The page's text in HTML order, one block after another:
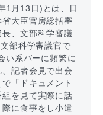
1月13日)とは、日
大臣官房総括審
、文部科学審議
部科学審議官で
い系バーに頻繁に
記者会見で出会
「ドキュメント
を見て実際に話
に食事をし小遣